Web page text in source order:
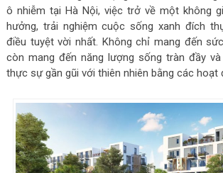
ô nhiễm tại Hà Nội, việc trở về một không
hưởng, trải nghiệm cuộc sống xanh đích
điều tuyệt vời nhất. Không chỉ mang đến
còn mang đến năng lượng sống tràn đầy
thực sự gần gũi với thiên nhiên bằng các hoạt